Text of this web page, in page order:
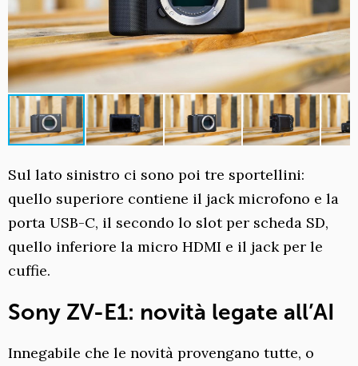
Sul lato sinistro ci sono poi tre sportellini:
quello superiore contiene il jack microfono e la
porta USB-C, il secondo lo slot per scheda SD,
quello inferiore la micro HDMI e il jack per le
cuffie.
Sony ZV-E1: novità legate all’AI
Innegabile che le novità provengano tutte, o